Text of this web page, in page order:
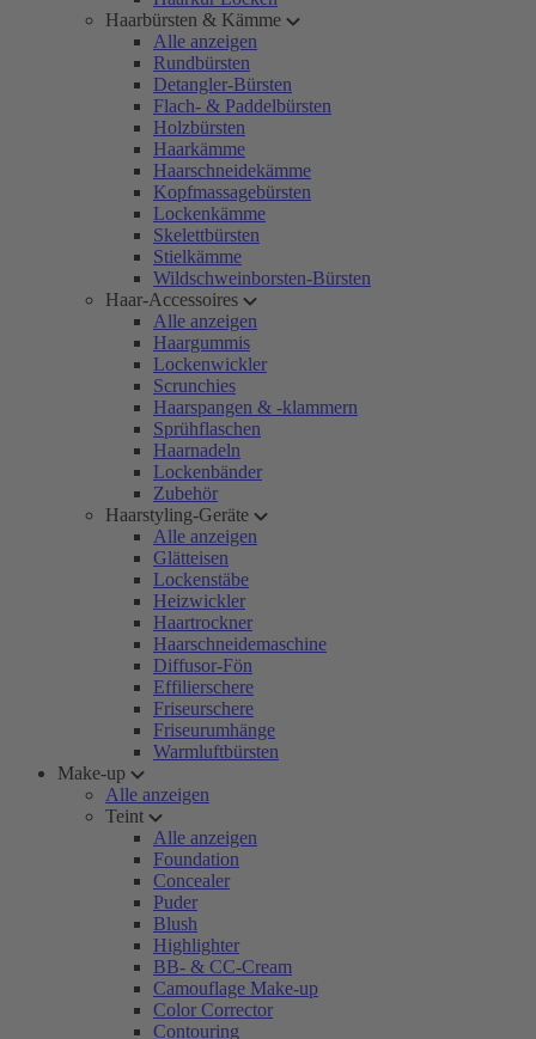
Haarbürsten & Kämme
Alle anzeigen
Rundbürsten
Detangler-Bürsten
Flach- & Paddelbürsten
Holzbürsten
Haarkämme
Haarschneidekämme
Kopfmassagebürsten
Lockenkämme
Skelettbürsten
Stielkämme
Wildschweinborsten-Bürsten
Haar-Accessoires
Alle anzeigen
Haargummis
Lockenwickler
Scrunchies
Haarspangen & -klammern
Sprühflaschen
Haarnadeln
Lockenbänder
Zubehör
Haarstyling-Geräte
Alle anzeigen
Glätteisen
Lockenstäbe
Heizwickler
Haartrockner
Haarschneidemaschine
Diffusor-Fön
Effilierschere
Friseurschere
Friseurumhänge
Warmluftbürsten
Make-up
Alle anzeigen
Teint
Alle anzeigen
Foundation
Concealer
Puder
Blush
Highlighter
BB- & CC-Cream
Camouflage Make-up
Color Corrector
Contouring